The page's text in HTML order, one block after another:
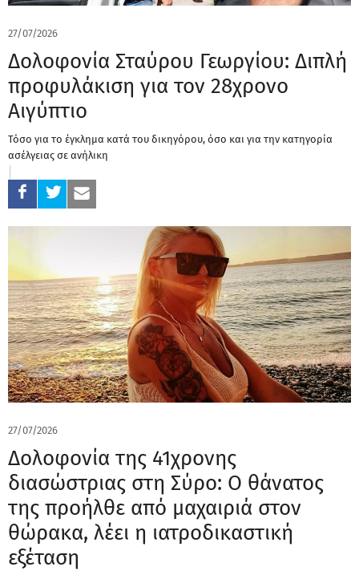
27/07/2026
Δολοφονία Σταύρου Γεωργίου: Διπλή
προφυλάκιση για τον 28χρονο
Αιγύπτιο
Τόσο για το έγκλημα κατά του δικηγόρου, όσο και για την κατηγορία
ασέλγειας σε ανήλικη
27/07/2026
Δολοφονία της 41χρονης
διασώστριας στη Σύρο: Ο θάνατος
της προήλθε από μαχαιριά στον
θώρακα, λέει η ιατροδικαστική
εξέταση